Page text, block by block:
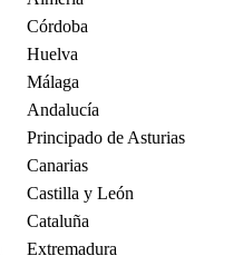
Córdoba
Huelva
Málaga
Andalucía
Principado de Asturias
Canarias
Castilla y León
Cataluña
Extremadura